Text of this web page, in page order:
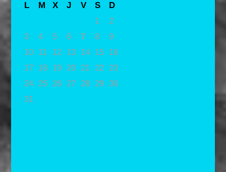
L M X J V S
D
1
2
3
4 5 6 7 8
9
10
11 12 13 14 15
16
17
18 19 20 21 22
23
24
25 26 27 28 29 30
31